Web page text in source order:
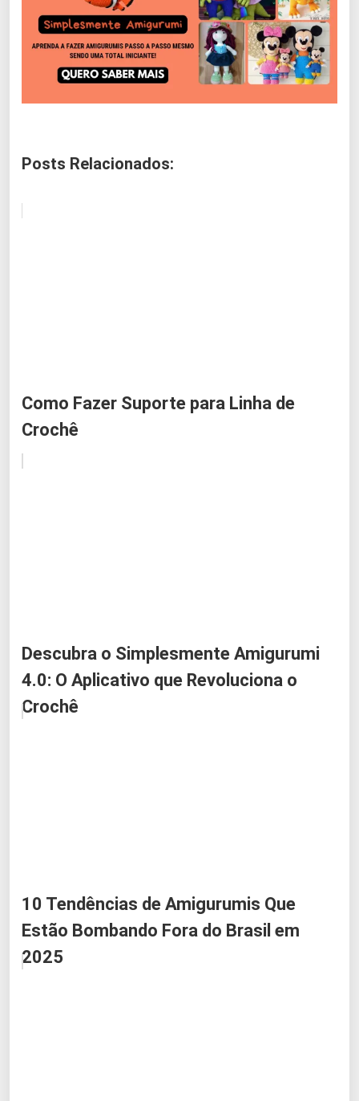
Posts Relacionados:
Como Fazer Suporte para Linha de
Crochê
Descubra o Simplesmente Amigurumi
4.0: O Aplicativo que Revoluciona o
Crochê
10 Tendências de Amigurumis Que
Estão Bombando Fora do Brasil em
2025